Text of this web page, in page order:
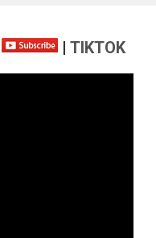
| TIKTOK